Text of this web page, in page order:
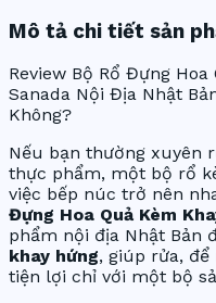
Mô tả chi tiết sản
Review Bộ Rổ Đựng
Sanada Nội Địa Nhật
Không?
Nếu bạn thường xuyên
thực phẩm, một bộ rổ
việc bếp núc trở nên
Đựng Hoa Quả Kèm
phẩm nội địa Nhật Bản
khay hứng, giúp rửa,
tiện lợi chỉ với một bộ